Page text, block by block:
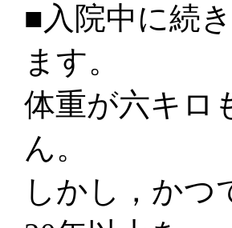
■入院中に続
ます。
体重が六キロ
ん。
しかし，かつ